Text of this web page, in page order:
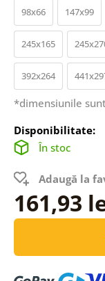
98x66 147x99
245x165
392x264
*dimensiunile
Disponibilitate:
În stoc
Adaugă la
161,93